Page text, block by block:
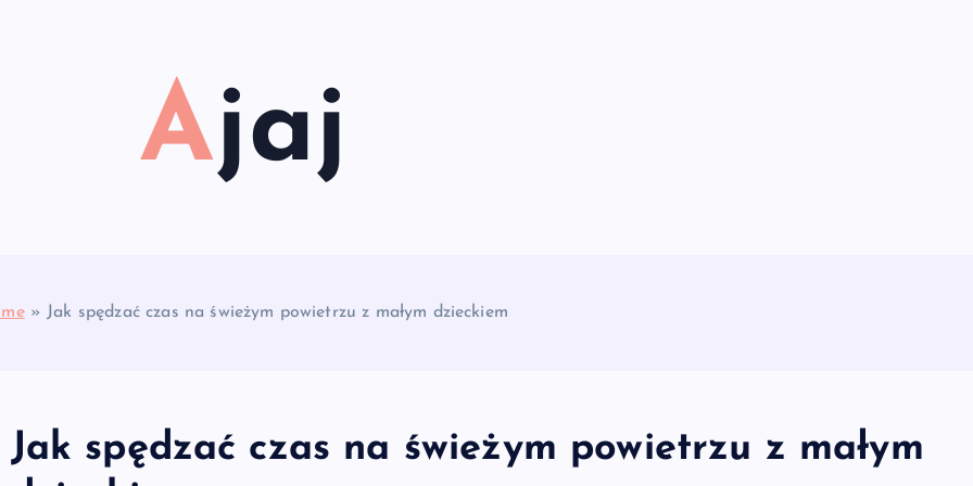
Ajaj
» Jak spędzać czas na świeżym powietrzu z małym dzieckiem
Jak spędzać czas na świeżym powietrzu z małym